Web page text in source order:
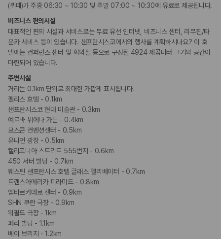
장애인 편의시설
점자 표시
휠체어 이용 가능 화장실
휠체어로 이용 가능
금연 숙박 시설
(뷔페)가 주중 06:30 ~ 10:30 및 주말 07:00 ~ 10:30에 유료로 제공됩니다.
비즈니스 편의시설
대표적인 편의 시설과 서비스로는 무료 유선 인터넷, 비즈니스 센터, 리무진/타
운카 서비스 등이 있습니다. 샌프란시스코에서의 행사를 계획하시나요? 이 호
텔에는 컨퍼런스 센터 및 회의실 등으로 구성된 4924 제곱미터 크기의 공간이
마련되어 있습니다.
주변시설
거리는 0.1km 단위로 최대한 가깝게 표시됩니다.
팰리스 호텔 - 0.1km
샌프란시스코 현대 미술관 - 0.3km
예르바 뷔에나 가든 - 0.4km
모스콘 컨벤션센터 - 0.5km
유니언 광장 - 0.5km
캘리포니아 스트리트 555번지 - 0.6km
450 서터 빌딩 - 0.7km
웨스틴 샌프란시스 호텔 글래스 엘리베이터 - 0.7km
트랜스아메리카 피라미드 - 0.8km
엠바르카데로 센터 - 0.9km
SHN 쿠란 극장 - 0.9km
워필드 극장 - 1km
페리 빌딩 - 1.1km
베이 브리지 - 1.2km